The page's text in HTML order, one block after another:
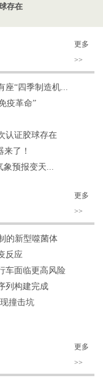
存在
更多
>>
座“四季制造机...
疫革命”
认证胶球存在
了！
象预报变天...
更多
>>
的新型噬菌体
反应
车面临更高风险
列构建完成
撞击坑
更多
>>